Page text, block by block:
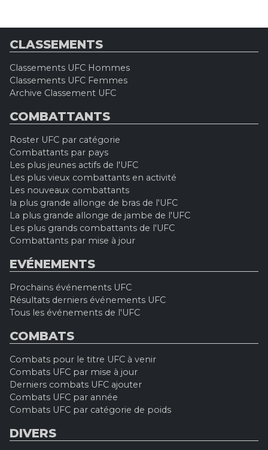
CLASSEMENTS
Classements UFC Hommes
Classements UFC Femmes
Archive Classement UFC
COMBATTANTS
Roster UFC par catégorie
Combattants par pays
Les plus jeunes actifs de l'UFC
Les plus vieux combattants en activité
Les nouveaux combattants
la plus grande allonge de bras de l'UFC
La plus grande allonge de jambe de l'UFC
Les plus grands combattants de l'UFC
Combattants par mise à jour
EVÉNEMENTS
Prochains événements UFC
Résultats derniers événements UFC
Tous les événements de l'UFC
COMBATS
Combats pour le titre UFC à venir
Combats UFC par mise à jour
Derniers combats UFC ajouter
Combats UFC par année
Combats UFC par catégorie de poids
DIVERS